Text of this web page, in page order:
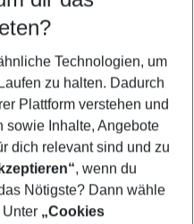
Technologien, um
zu halten. Dadurch
Plattform verstehen und
sowie Inhalte, Angebote
dich relevant sind und zu
, wenn du
Nötigste? Dann wähle
Unter „Cookies